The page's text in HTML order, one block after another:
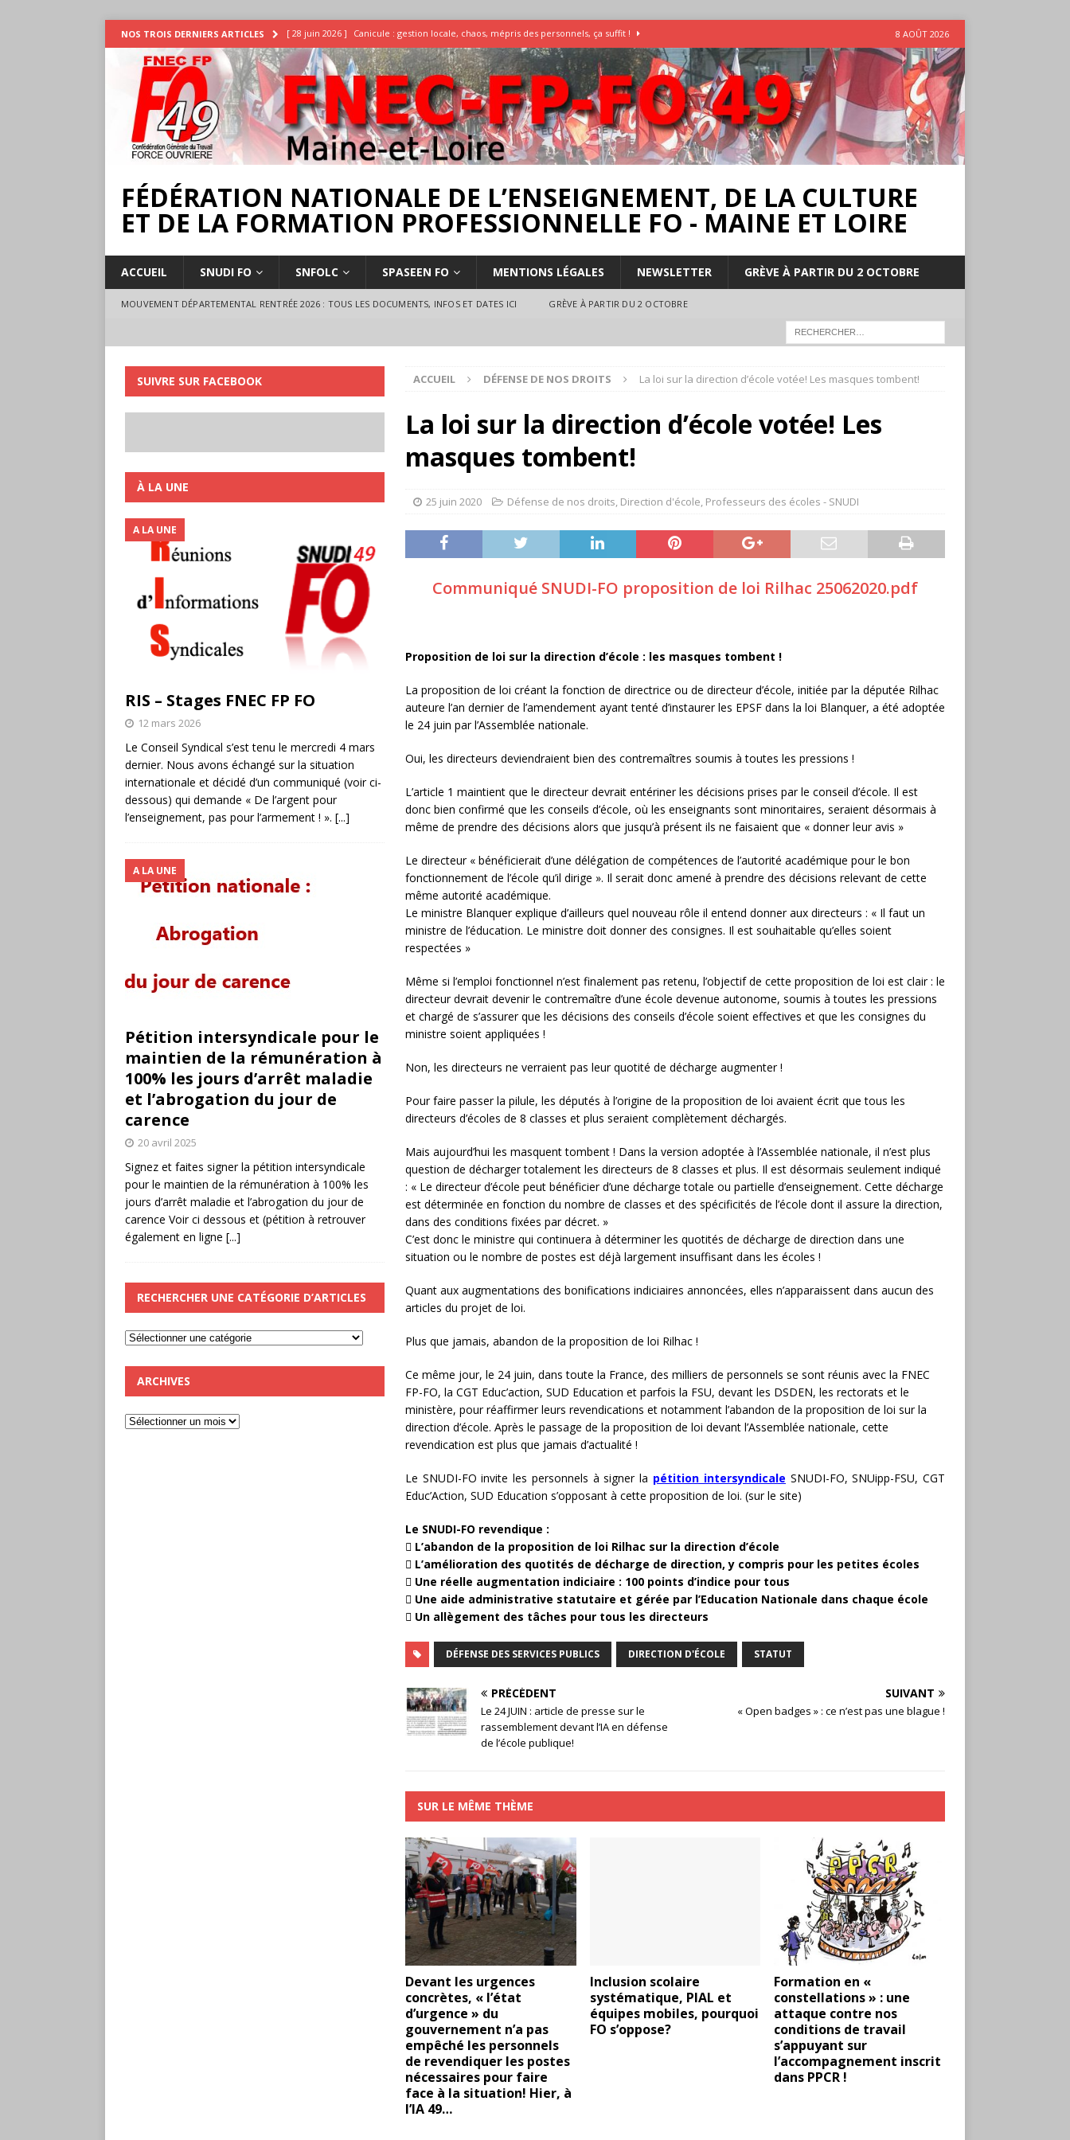
NOS TROIS DERNIERS ARTICLES [ 28 juin 2026 ] Canicule : gestion locale, chaos, mépris des personnels, ça suffit !
INTEMPÉRIES
[ 25 juin 2026 ] Enquête Températures et condition de travail dans les écoles AESH
[ 17 juillet 2026 ] Rassemblement pour la Libération du Dr Abu Safyia – pour la Palestine
18 juillet à Angers INTERPROFESSIONNEL
8 AOÛT 2026
FÉDÉRATION NATIONALE DE L’ENSEIGNEMENT, DE LA CULTURE
ET DE LA FORMATION PROFESSIONNELLE FO - MAINE ET LOIRE
ACCUEIL SNUDI FO SNFOLC SPASEEN FO MENTIONS LÉGALES NEWSLETTER GRÈVE À PARTIR DU 2 OCTOBRE
MOUVEMENT DÉPARTEMENTAL RENTRÉE 2026 : TOUS LES DOCUMENTS, INFOS ET DATES ICI GRÈVE À PARTIR DU 2 OCTOBRE
ACCUEIL DÉFENSE DE NOS DROITS La loi sur la direction d’école votée! Les masques tombent!
La loi sur la direction d’école votée! Les
masques tombent!
25 juin 2020 Défense de nos droits, Direction d'école, Professeurs des écoles - SNUDI
Communiqué SNUDI-FO proposition de loi Rilhac 25062020.pdf
Proposition de loi sur la direction d’école : les masques tombent !
La proposition de loi créant la fonction de directrice ou de directeur d’école, initiée par la députée Rilhac
auteure l’an dernier de l’amendement ayant tenté d’instaurer les EPSF dans la loi Blanquer, a été adoptée
le 24 juin par l’Assemblée nationale.
Oui, les directeurs deviendraient bien des contremaîtres soumis à toutes les pressions !
L’article 1 maintient que le directeur devrait entériner les décisions prises par le conseil d’école. Il est
donc bien confirmé que les conseils d’école, où les enseignants sont minoritaires, seraient désormais à
même de prendre des décisions alors que jusqu’à présent ils ne faisaient que « donner leur avis »
Le directeur « bénéficierait d’une délégation de compétences de l’autorité académique pour le bon
fonctionnement de l’école qu’il dirige ». Il serait donc amené à prendre des décisions relevant de cette
même autorité académique.
Le ministre Blanquer explique d’ailleurs quel nouveau rôle il entend donner aux directeurs : « Il faut un
ministre de l’éducation. Le ministre doit donner des consignes. Il est souhaitable qu’elles soient
respectées »
Même si l’emploi fonctionnel n’est finalement pas retenu, l’objectif de cette proposition de loi est clair : le
directeur devrait devenir le contremaître d’une école devenue autonome, soumis à toutes les pressions
et chargé de s’assurer que les décisions des conseils d’école soient effectives et que les consignes du
ministre soient appliquées !
Non, les directeurs ne verraient pas leur quotité de décharge augmenter !
Pour faire passer la pilule, les députés à l’origine de la proposition de loi avaient écrit que tous les
directeurs d’écoles de 8 classes et plus seraient complètement déchargés.
Mais aujourd’hui les masquent tombent ! Dans la version adoptée à l’Assemblée nationale, il n’est plus
question de décharger totalement les directeurs de 8 classes et plus. Il est désormais seulement indiqué
: « Le directeur d’école peut bénéficier d’une décharge totale ou partielle d’enseignement. Cette décharge
est déterminée en fonction du nombre de classes et des spécificités de l’école dont il assure la direction,
dans des conditions fixées par décret. »
C’est donc le ministre qui continuera à déterminer les quotités de décharge de direction dans une
situation ou le nombre de postes est déjà largement insuffisant dans les écoles !
Quant aux augmentations des bonifications indiciaires annoncées, elles n’apparaissent dans aucun des
articles du projet de loi.
Plus que jamais, abandon de la proposition de loi Rilhac !
Ce même jour, le 24 juin, dans toute la France, des milliers de personnels se sont réunis avec la FNEC
FP-FO, la CGT Educ’action, SUD Education et parfois la FSU, devant les DSDEN, les rectorats et le
ministère, pour réaffirmer leurs revendications et notamment l’abandon de la proposition de loi sur la
direction d’école. Après le passage de la proposition de loi devant l’Assemblée nationale, cette
revendication est plus que jamais d’actualité !
Le SNUDI-FO invite les personnels à signer la pétition intersyndicale SNUDI-FO, SNUipp-FSU, CGT
Educ’Action, SUD Education s’opposant à cette proposition de loi. (sur le site)
Le SNUDI-FO revendique :
 L’abandon de la proposition de loi Rilhac sur la direction d’école
 L’amélioration des quotités de décharge de direction, y compris pour les petites écoles
 Une réelle augmentation indiciaire : 100 points d’indice pour tous
 Une aide administrative statutaire et gérée par l’Education Nationale dans chaque école
 Un allègement des tâches pour tous les directeurs
DÉFENSE DES SERVICES PUBLICS DIRECTION D'ÉCOLE STATUT
PRÉCÉDENT
Le 24 JUIN : article de presse sur le
rassemblement devant l’IA en défense
de l’école publique!
SUIVANT
« Open badges » : ce n’est pas une blague !
SUR LE MÊME THÈME
Devant les urgences
concrètes, « l’état
d’urgence » du
gouvernement n’a pas
empêché les personnels
de revendiquer les postes
nécessaires pour faire
face à la situation! Hier, à
l’IA 49…
Inclusion scolaire
systématique, PIAL et
équipes mobiles, pourquoi
FO s’oppose?
Formation en «
constellations » : une
attaque contre nos
conditions de travail
s’appuyant sur
l’accompagnement inscrit
dans PPCR !
SUIVRE SUR FACEBOOK
À LA UNE
RIS – Stages FNEC FP FO
A LA UNE
12 mars 2026
Le Conseil Syndical s’est tenu le mercredi 4 mars
dernier. Nous avons échangé sur la situation
internationale et décidé d’un communiqué (voir ci-
dessous) qui demande « De l’argent pour
l’enseignement, pas pour l’armement ! ». [...]
Pétition intersyndicale pour le
maintien de la rémunération à
100% les jours d’arrêt maladie
et l’abrogation du jour de
carence
A LA UNE
20 avril 2025
Signez et faites signer la pétition intersyndicale
pour le maintien de la rémunération à 100% les
jours d’arrêt maladie et l’abrogation du jour de
carence Voir ci dessous et (pétition à retrouver
également en ligne [...]
RECHERCHER UNE CATÉGORIE D’ARTICLES
ARCHIVES